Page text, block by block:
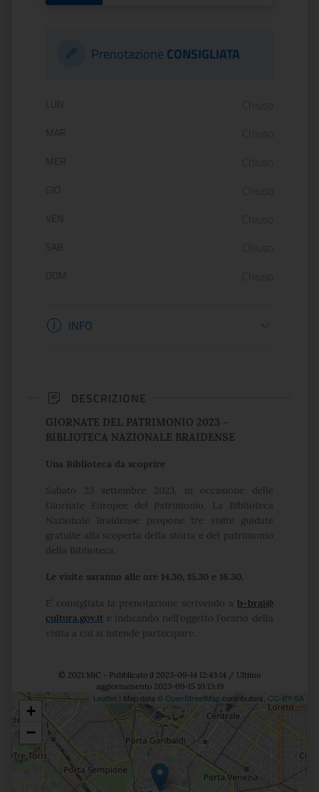
Prenotazione CONSIGLIATA
Orario di apertura:
LUN
MAR
MER
GIO
VEN
SAB
DOM
Informazioni apertura
INFO
DESCRIZIONE
GIORNATE DEL PATRIMONIO 2023 –
BIBLIOTECA NAZIONALE BRAIDENSE
Una Biblioteca da scoprire
Sabato 23 settembre 2023, in occasione delle
Giornate Europee del Patrimonio, La Biblioteca
Nazionale Braidense propone tre visite guidate
gratuite alla scoperta della storia e del patrimonio
della Biblioteca.
Le visite saranno alle ore 14.30, 15.30 e 16.30.
E’ consigliata la prenotazione scrivendo a b-brai@
cultura.gov.it e indicando nell’oggetto l’orario della
visita a cui si intende partecipare.
© 2021 MiC - Pubblicato il 2023-09-14 12:43:14 / Ultimo
aggiornamento 2023-09-15 10:13:19
Posizione
+
−
Leaflet | Map data © OpenStreetMapcontributors, CC-BY-SA